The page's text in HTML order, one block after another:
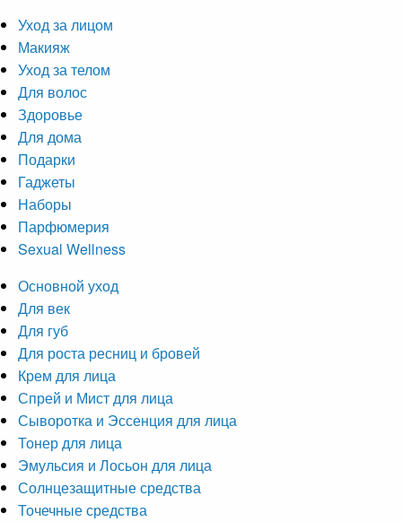
Уход за лицом
Макияж
Уход за телом
Для волос
Здоровье
Для дома
Подарки
Гаджеты
Наборы
Парфюмерия
Sexual Wellness
Основной уход
Для век
Для губ
Для роста ресниц и бровей
Крем для лица
Спрей и Мист для лица
Сыворотка и Эссенция для лица
Тонер для лица
Эмульсия и Лосьон для лица
Солнцезащитные средства
Точечные средства